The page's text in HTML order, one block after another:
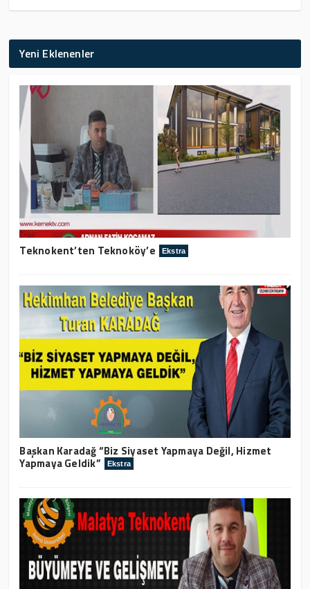
Yeni Eklenenler
Teknokent’ten Teknoköy’e Ekstra
Başkan Karadağ “Biz Siyaset Yapmaya Değil, Hizmet
Yapmaya Geldik” Ekstra